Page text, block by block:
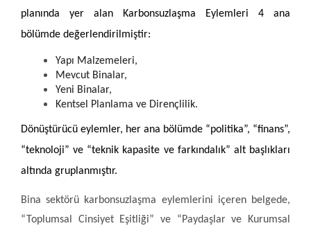
planında yer alan Karbonsuzlaşma Eylemleri 4 ana
bölümde değerlendirilmiştir:
Yapı Malzemeleri,
Mevcut Binalar,
Yeni Binalar,
Kentsel Planlama ve Dirençlilik.
Dönüştürücü eylemler, her ana bölümde “politika”, “finans”,
“teknoloji” ve “teknik kapasite ve farkındalık” alt başlıkları
altında gruplanmıştır.
Bina sektörü karbonsuzlaşma eylemlerini içeren belgede,
“Toplumsal Cinsiyet Eşitliği” ve “Paydaşlar ve Kurumsal